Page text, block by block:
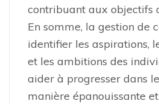
contribuant aux objectifs
En somme, la gestion de
identifier les aspirations,
et les ambitions des
aider à progresser dans
manière épanouissante